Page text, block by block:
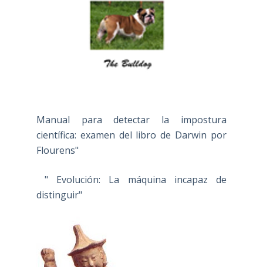
Manual para detectar la impostura
científica: examen del libro de Darwin por
Flourens"
" Evolución: La máquina incapaz de
distinguir"